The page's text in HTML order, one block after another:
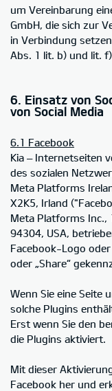
um Vereinbarung
GmbH, die sich zur
in Verbindung
Abs. 1 lit. b) und lit. f)
6. Einsatz von
von Social Media
6.1 Facebook
Kia – Internetseiten
des sozialen
Meta Platforms
X2K5, Irland
Meta Platforms Inc.,
94304, USA,
Facebook-Logo oder
oder „Share“
Wenn Sie eine
solche Plugins
Erst wenn Sie den
die Plugins aktiviert.
Mit dieser
Facebook her und